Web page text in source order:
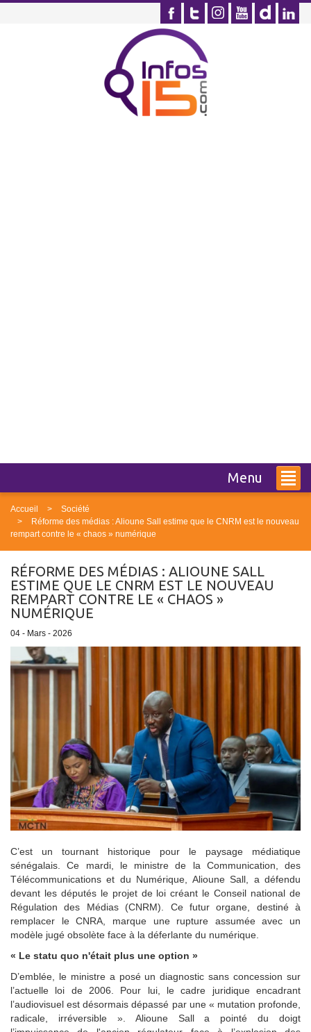
Menu
Accueil
Société
Réforme des médias : Alioune Sall estime que le CNRM est le nouveau
rempart contre le « chaos » numérique
RÉFORME DES MÉDIAS : ALIOUNE SALL
ESTIME QUE LE CNRM EST LE NOUVEAU
REMPART CONTRE LE « CHAOS »
NUMÉRIQUE
04 - Mars - 2026
C’est un tournant historique pour le paysage médiatique
sénégalais. Ce mardi, le ministre de la Communication, des
Télécommunications et du Numérique, Alioune Sall, a défendu
devant les députés le projet de loi créant le Conseil national de
Régulation des Médias (CNRM). Ce futur organe, destiné à
remplacer le CNRA, marque une rupture assumée avec un
modèle jugé obsolète face à la déferlante du numérique.
« Le statu quo n'était plus une option »
D’emblée, le ministre a posé un diagnostic sans concession sur
l’actuelle loi de 2006. Pour lui, le cadre juridique encadrant
l’audiovisuel est désormais dépassé par une « mutation profonde,
radicale, irréversible ». Alioune Sall a pointé du doigt